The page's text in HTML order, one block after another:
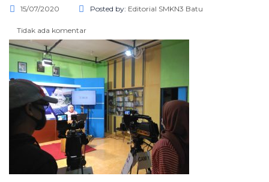
15/07/2020 Posted by: Editorial SMKN3 Batu
Tidak ada komentar